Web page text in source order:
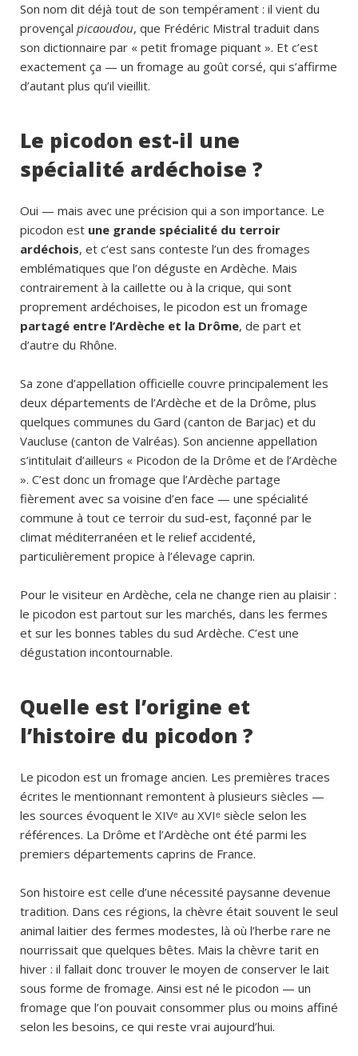
Son nom dit déjà tout de son tempérament : il vient du
provençal picaoudou, que Frédéric Mistral traduit dans
son dictionnaire par « petit fromage piquant ». Et c’est
exactement ça — un fromage au goût corsé, qui s’affirme
d’autant plus qu’il vieillit.
Le picodon est-il une
spécialité ardéchoise ?
Oui — mais avec une précision qui a son importance. Le
picodon est une grande spécialité du terroir
ardéchois, et c’est sans conteste l’un des fromages
emblématiques que l’on déguste en Ardèche. Mais
contrairement à la caillette ou à la crique, qui sont
proprement ardéchoises, le picodon est un fromage
partagé entre l’Ardèche et la Drôme, de part et
d’autre du Rhône.
Sa zone d’appellation officielle couvre principalement les
deux départements de l’Ardèche et de la Drôme, plus
quelques communes du Gard (canton de Barjac) et du
Vaucluse (canton de Valréas). Son ancienne appellation
s’intitulait d’ailleurs « Picodon de la Drôme et de l’Ardèche
». C’est donc un fromage que l’Ardèche partage
fièrement avec sa voisine d’en face — une spécialité
commune à tout ce terroir du sud-est, façonné par le
climat méditerranéen et le relief accidenté,
particulièrement propice à l’élevage caprin.
Pour le visiteur en Ardèche, cela ne change rien au plaisir :
le picodon est partout sur les marchés, dans les fermes
et sur les bonnes tables du sud Ardèche. C’est une
dégustation incontournable.
Quelle est l’origine et
l’histoire du picodon ?
Le picodon est un fromage ancien. Les premières traces
écrites le mentionnant remontent à plusieurs siècles —
les sources évoquent le XIVᵉ au XVIᵉ siècle selon les
références. La Drôme et l’Ardèche ont été parmi les
premiers départements caprins de France.
Son histoire est celle d’une nécessité paysanne devenue
tradition. Dans ces régions, la chèvre était souvent le seul
animal laitier des fermes modestes, là où l’herbe rare ne
nourrissait que quelques bêtes. Mais la chèvre tarit en
hiver : il fallait donc trouver le moyen de conserver le lait
sous forme de fromage. Ainsi est né le picodon — un
fromage que l’on pouvait consommer plus ou moins affiné
selon les besoins, ce qui reste vrai aujourd’hui.